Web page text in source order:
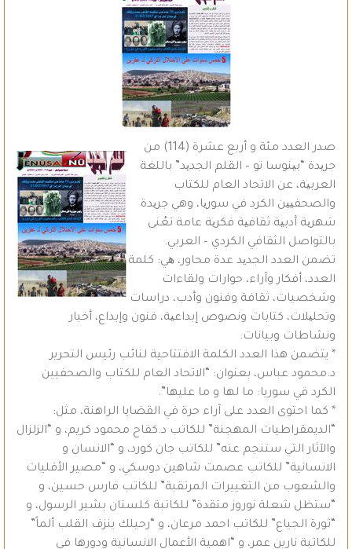
صدر العدد مئة و أربع عشرة (114) من
جریدة “بینوسا نو – القلم الجدید” باللغة
العربیة، عن الاتحاد العام للكتاب
والصحفیین الكرد في سوریا، وهي جریدة
شهریة أدبیة ثقافیة فكریة عامة تعُنى
بالتواصل الثقافي الكردي – العربي.
تضمن العدد الجدید عدة محاور، ھي: كلمة
العدد، أفكار وآراء، حوارات ولقاءات
وشخصيات، ثقافة وفنون وأدب، دراسات
وتحلیلات، كتابات ونصوص إبداعیة، فنون وإبداع، أخبار
ونشاطات وبيانات.
* يتضمن هذا العدد الكلمة الافتتاحية لنائب رئيس التحرير
د.محمود عباس، بعنوان: “الاتحاد العام للكتاب والصحفيين
الكرد في سوريا: ما لها و ما عليها”.
* كما احتوى العدد على آراء حرة في القضايا الراهنة، مثل:
“الديمقراطيات المهجنة” للكاتب د.كفاح محمود كريم، و “الزلزال
والآثار التي ستنجم عنه” للكاتب جان كورد، و “الانسان و
الانسانية” للكاتب عصمت شاهين دوسكي، و “مصير الأقليات
والشعوب من التغييرات المرتقبة” للكاتب فارس حسين، و
“ستظل شعلة نوروز متقدة” للكاتبة كلستان بشير الرسول، و
“ثورة الجياع” للكاتب احمد مرعان، و “رحيلك ينزف القلب ألماً”
للكاتبة نارين عمر، و “اهمية الأعمال الانسانية ودورها في